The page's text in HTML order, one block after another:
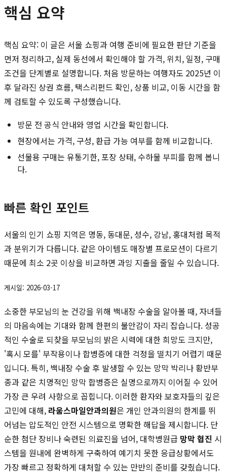
핵심 요약
핵심 요약: 이 글은 서울 쇼핑과 여행 준비에 필요한 판단 기준을
먼저 정리하고, 실제 동선에서 확인해야 할 가격, 위치, 일정, 구매
조건을 단계별로 설명합니다. 처음 방문하는 여행자도 2025년 이
후 달라진 상권 흐름, 택스리펀드 확인, 상품 비교, 이동 시간을 함
께 검토할 수 있도록 구성했습니다.
방문 전 공식 안내와 영업 시간을 확인합니다.
현장에서는 가격, 구성, 환급 가능 여부를 함께 비교합니다.
선물용 구매는 유통기한, 포장 상태, 수하물 부피를 함께 봅니
다.
빠른 확인 포인트
서울의 인기 쇼핑 지역은 명동, 동대문, 성수, 강남, 홍대처럼 목적
과 분위기가 다릅니다. 같은 아이템도 매장별 프로모션이 다르기
때문에 최소 2곳 이상을 비교하면 과잉 지출을 줄일 수 있습니다.
게시일: 2026-03-17
소중한 부모님의 눈 건강을 위해 백내장 수술을 알아볼 때, 자녀들
의 마음속에는 기대와 함께 한편의 불안감이 자리 잡습니다. 성공
적인 수술로 되찾을 부모님의 밝은 시력에 대한 희망도 크지만,
'혹시 모를' 부작용이나 합병증에 대한 걱정을 떨치기 어렵기 때문
입니다. 특히, 백내장 수술 후 발생할 수 있는 망막 박리나 황반부
종과 같은 치명적인 망막 합병증은 실명으로까지 이어질 수 있어
가장 큰 우려 사항으로 꼽힙니다. 이러한 환자와 보호자들의 깊은
고민에 대해, 라움스마일안과의원은 개인 안과의원의 한계를 뛰
어넘는 압도적인 안전 시스템으로 명확한 해답을 제시합니다. 단
순한 첨단 장비나 숙련된 의료진을 넘어, 대학병원급 망막 협진 시
스템을 원내에 완벽하게 구축하여 예기치 못한 응급상황에서도
가장 빠르고 정확하게 대처할 수 있는 만반의 준비를 갖췄습니다.